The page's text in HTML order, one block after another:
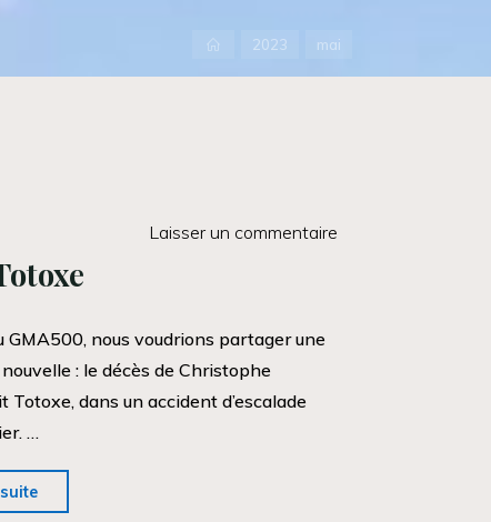
Accueil
2023 mai
Laisser un commentaire
GMA500, nous voudrions partager une
: le décès de Christophe
Totoxe, dans un accident d’escalade
…